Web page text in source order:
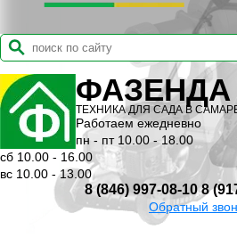
ФАЗЕНДА
ТЕХНИКА ДЛЯ САДА В
Работаем ежедневно
пн - пт 10.00 - 18.00
сб 10.00 - 16.00
вс 10.00 - 13.00
8 (846) 997-08-10 8
Обратный